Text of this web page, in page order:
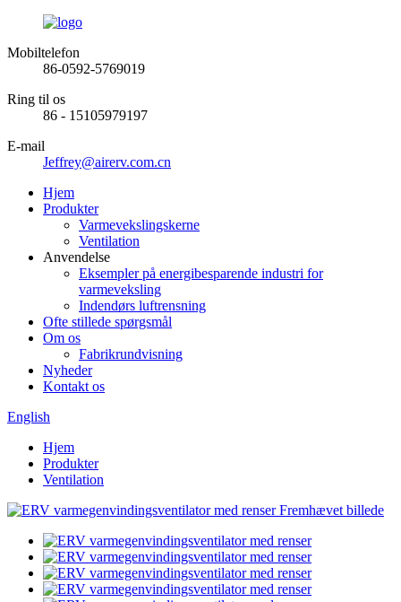
Mobiltelefon
86-0592-5769019
Ring til os
86 - 15105979197
E-mail
Jeffrey@airerv.com.cn
Hjem
Produkter
Varmevekslingskerne
Ventilation
Anvendelse
Eksempler på energibesparende industri for
varmeveksling
Indendørs luftrensning
Ofte stillede spørgsmål
Om os
Fabrikrundvisning
Nyheder
Kontakt os
English
Hjem
Produkter
Ventilation